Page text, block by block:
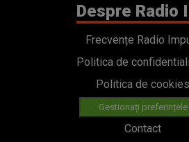
Despre Radio
Frecvențe Radio
Politica de
Politica de cookies
Gestionați preferințele
Contact